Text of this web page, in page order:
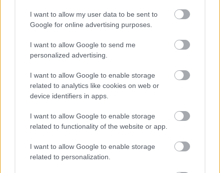
I want to allow my user data to be sent to
Google for online advertising purposes.
I want to allow Google to send me
personalized advertising.
I want to allow Google to enable storage
related to analytics like cookies on web or
device identifiers in apps.
I want to allow Google to enable storage
related to functionality of the website or app.
I want to allow Google to enable storage
related to personalization.
2 napja
szerint